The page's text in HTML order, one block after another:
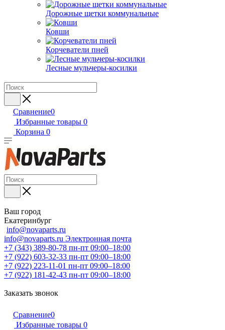
Дорожные щетки коммунальные
Ковши
Корчеватели пней
Лесные мульчеры-косилки
Сравнение0
Избранные товары 0
Корзина 0
Ваш город
Екатеринбург
info@novaparts.ru
info@novaparts.ru Электронная почта
+7 (343) 389-80-78 пн-пт 09:00–18:00
+7 (922) 603-32-33 пн-пт 09:00–18:00
+7 (922) 223-11-01 пн-пт 09:00–18:00
+7 (922) 181-42-43 пн-пт 09:00–18:00
Заказать звонок
Сравнение0
Избранные товары 0